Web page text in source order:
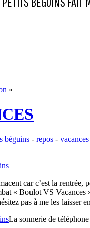
»
béguins - repos - vacances
car c’est la
« Boulot VS
pas à me les laisser
La sonnerie de